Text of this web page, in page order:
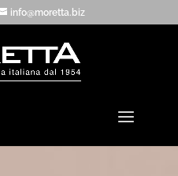
info@moretta.biz